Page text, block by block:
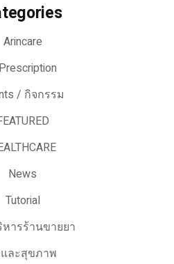
Arincare
/ กิจกรรม
News
Tutorial
ารร้านขายยา
ละสุขภาพ